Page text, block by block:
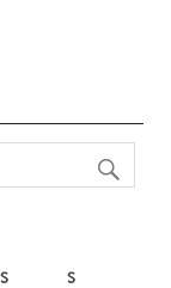
S S